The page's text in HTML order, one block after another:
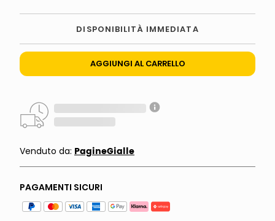
DISPONIBILITÀ IMMEDIATA
AGGIUNGI AL CARRELLO
Venduto da: PagineGialle
PAGAMENTI SICURI